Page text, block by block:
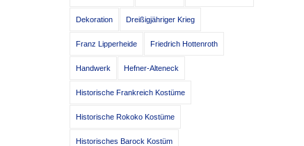
Dekoration Dreißigjähriger Krieg
Franz Lipperheide Friedrich Hottenroth
Handwerk Hefner-Alteneck
Historische Frankreich Kostüme
Historische Rokoko Kostüme
Historisches Barock Kostüm